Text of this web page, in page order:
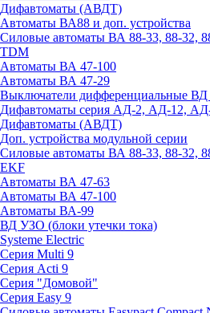
Дифавтоматы (АВДТ)
Автоматы ВА88 и доп. устройства
Силовые автоматы ВА 88-33, 88-32,
TDM
Автоматы ВА 47-100
Автоматы ВА 47-29
Выключатели дифференциальные
Дифавтоматы серия АД-2, АД-12,
Дифавтоматы (АВДТ)
Доп. устройства модульной серии
Силовые автоматы ВА 88-33, 88-32,
EKF
Автоматы ВА 47-63
Автоматы ВА 47-100
Автоматы ВА-99
ВД УЗО (блоки утечки тока)
Systeme Electric
Серия Multi 9
Серия Acti 9
Серия "Домовой"
Серия Easy 9